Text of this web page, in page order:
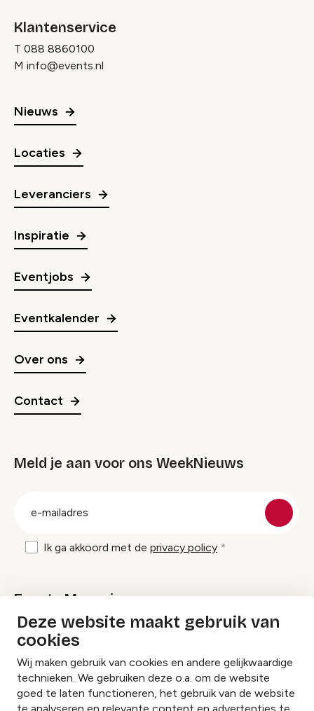
Deze website maakt gebruik van
cookies
Wij maken gebruik van cookies en andere gelijkwaardige
technieken. We gebruiken deze o.a. om de website
goed te laten functioneren, het gebruik van de website
Klantenservice
T 088 8860100
M info@events.nl
Nieuws
Locaties
Leveranciers
Inspiratie
Eventjobs
Eventkalender
Over ons
Contact
Meld je aan voor ons WeekNieuws
Ik ga akkoord met de privacy policy
Events Magazine
Ik ontvang graag Events Magazine